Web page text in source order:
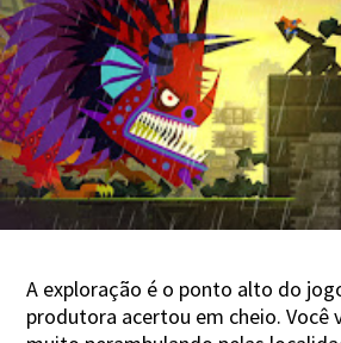
A exploração é o ponto alto do
produtora acertou em cheio. Você